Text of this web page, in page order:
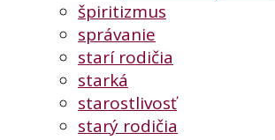
špiritizmus
správanie
starí rodičia
starká
starostlivosť
starý rodičia